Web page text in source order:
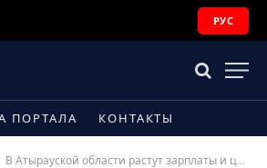
РУС
ПОРТАЛА КОНТАКТЫ
В Атырауской области растут зарплаты и цены на продовольствие (статистика)